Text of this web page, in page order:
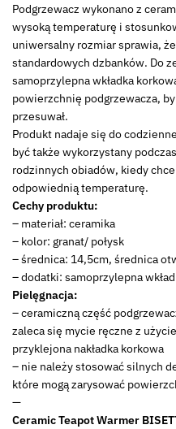
Podgrzewacz wykonano z
wysoką temperaturę i
uniwersalny rozmiar sprawia,
standardowych dzbanków. Do
samoprzylepna wkładka
powierzchnię podgrzewacza,
przesuwał.
Produkt nadaje się do
być także wykorzystany
rodzinnych obiadów, kiedy
odpowiednią temperaturę.
Cechy produktu:
– materiał: ceramika
– kolor: granat/ połysk
– średnica: 14,5cm, średnica
– dodatki: samoprzylepna
Pielęgnacja:
– ceramiczną część
zaleca się mycie ręczne z
przyklejona nakładka korkowa
– nie należy stosować silnych
które mogą zarysować
—
Ceramic Teapot Warmer